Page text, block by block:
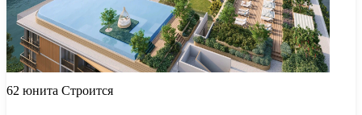
62 юнита Строится